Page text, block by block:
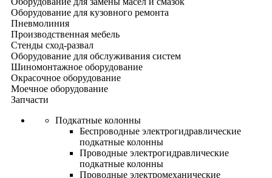
Оборудование для кузовного ремонта
Пневмолиния
Производственная мебель
Стенды сход-развал
Оборудование для обслуживания систем
Шиномонтажное оборудование
Окрасочное оборудование
Моечное оборудование
Запчасти
Подкатные колонны
Беспроводные электрогидравлические
подкатные колонны
Проводные электрогидравлические
подкатные колонны
Проводные электромеханические